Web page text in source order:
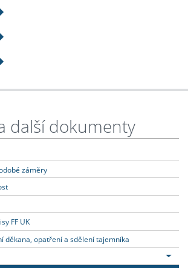
další dokumenty
záměry
FF UK
děkana, opatření a sdělení tajemníka